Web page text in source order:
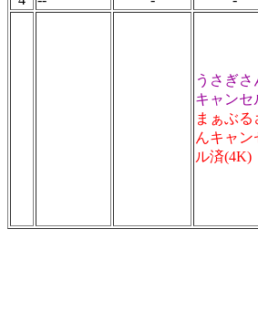
うさぎさ
キャンセ
まぁぶる
んキャン
ル済(4K)